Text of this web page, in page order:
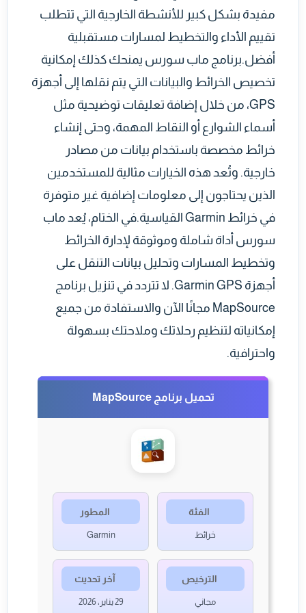
مفيدة بشكل كبير للأنشطة الخارجية التي تتطلب
تقييم الأداء والتخطيط لمسارات مستقبلية
أفضل.برنامج ماب سورس يمنحك كذلك إمكانية
تخصيص الخرائط والبيانات التي يتم نقلها إلى أجهزة
GPS، من خلال إضافة تعليقات توضيحية مثل
أسماء الشوارع أو النقاط المهمة، وحتى إنشاء
خرائط مخصصة باستخدام بيانات من مصادر
خارجية. وتُعد هذه الخيارات مثالية للمستخدمين
الذين يحتاجون إلى معلومات إضافية غير متوفرة
في خرائط Garmin القياسية.في الختام، يُعد ماب
سورس أداة شاملة وموثوقة لإدارة الخرائط
وتخطيط المسارات وتحليل بيانات التنقل على
أجهزة Garmin GPS. لا تتردد في تنزيل برنامج
MapSource مجانًا الآن والاستفادة من جميع
إمكانياته لتنظيم رحلاتك وملاحتك بسهولة
واحترافية.
تحميل برنامج MapSource
الفئة
خرائط
المطور
Garmin
الترخيص
مجاني
آخر تحديث
29 يناير، 2026